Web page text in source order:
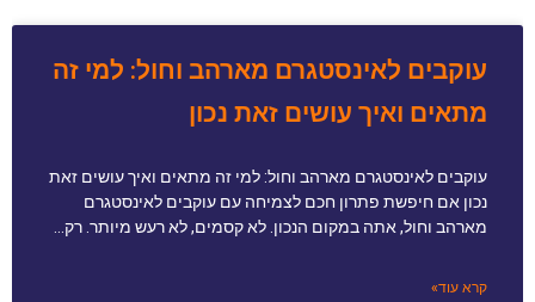
עוקבים לאינסטגרם מארהב וחול: למי זה
מתאים ואיך עושים זאת נכון
עוקבים לאינסטגרם מארהב וחול: למי זה מתאים ואיך עושים זאת
נכון אם חיפשת פתרון חכם לצמיחה עם עוקבים לאינסטגרם
מארהב וחול, אתה במקום הנכון. לא קסמים, לא רעש מיותר. רק…
קרא עוד»